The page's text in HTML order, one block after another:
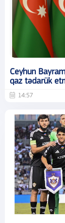
Ceyhun
qaz tədarük
14:57